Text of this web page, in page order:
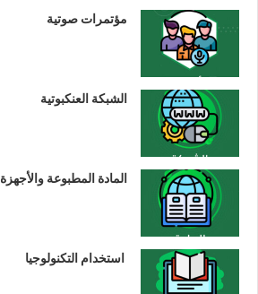
مؤتمرات صوتية
الشبكة العنكبوتية
المادة المطبوعة والأجهزة
استخدام التكنولوجيا